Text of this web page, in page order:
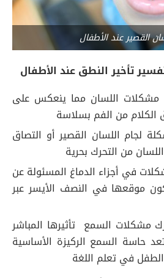
القصير عند الأطفال
تأخير النطق عند الأطفال
مشكلات اللسان مما ينعكس على
الكلام من الفم بسلاسة
لجام اللسان القصير أو التصاق
من التحرك بحرية
في أجزاء الدماغ المسئولة عن
موقعها في النصف الأيسر عبر
مشكلات السمع تأثيرها المباشر
حاسة السمع الركيزة الأساسية
في تعلم اللغة